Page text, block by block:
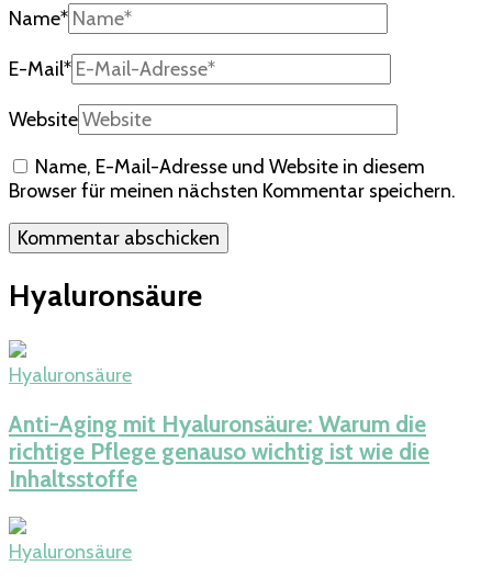
Name*
E-Mail*
Website
Name, E-Mail-Adresse und Website in diesem
Browser für meinen nächsten Kommentar speichern.
Hyaluronsäure
Hyaluronsäure
Anti-Aging mit Hyaluronsäure: Warum die
richtige Pflege genauso wichtig ist wie die
Inhaltsstoffe
Hyaluronsäure